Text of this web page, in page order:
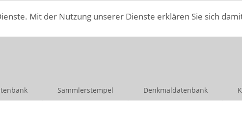
Mit der Nutzung unserer Dienste erklären Sie sich
Sammlerstempel Denkmaldatenbank